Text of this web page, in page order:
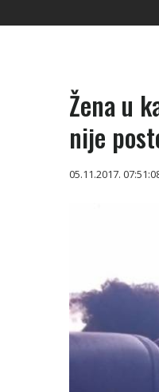
Žena u
nije
05.11.2017.